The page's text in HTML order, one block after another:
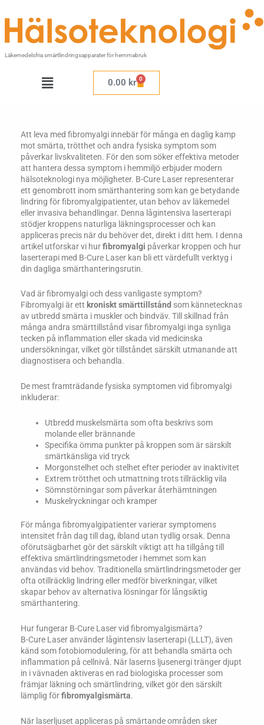
innehåll
Läkemedelsfria smärtlindringsapparater för hemmabruk
Meny 0.00 kr 0
Varukorg
Att leva med fibromyalgi innebär för många en daglig kamp
mot smärta, trötthet och andra fysiska symptom som
påverkar livskvaliteten. För den som söker effektiva metoder
att hantera dessa symptom i hemmiljö erbjuder modern
hälsoteknologi nya möjligheter. B-Cure Laser representerar
ett genombrott inom smärthantering som kan ge betydande
lindring för fibromyalgipatienter, utan behov av läkemedel
eller invasiva behandlingar. Denna lågintensiva laserterapi
stödjer kroppens naturliga läkningsprocesser och kan
appliceras precis när du behöver det, direkt i ditt hem. I denna
artikel utforskar vi hurfibromyalgi påverkar kroppen och hur
laserterapi med B-Cure Laser kan bli ett värdefullt verktyg i
din dagliga smärthanteringsrutin.
Vad är fibromyalgi och dess vanligaste symptom?
Fibromyalgi är ett kroniskt smärttillstånd som kännetecknas
av utbredd smärta i muskler och bindväv. Till skillnad från
många andra smärttillstånd visar fibromyalgi inga synliga
tecken på inflammation eller skada vid medicinska
undersökningar, vilket gör tillståndet särskilt utmanande att
diagnostisera och behandla.
De mest framträdande fysiska symptomen vid fibromyalgi
inkluderar:
Utbredd muskelsmärta som ofta beskrivs som
molande eller brännande
Specifika ömma punkter på kroppen som är särskilt
smärtkänsliga vid tryck
Morgonstelhet och stelhet efter perioder av inaktivitet
Extrem trötthet och utmattning trots tillräcklig vila
Sömnstörningar som påverkar återhämtningen
Muskelryckningar och kramper
För många fibromyalgipatienter varierar symptomens
intensitet från dag till dag, ibland utan tydlig orsak. Denna
oförutsägbarhet gör det särskilt viktigt att ha tillgång till
effektiva smärtlindringsmetoder i hemmet som kan
användas vid behov. Traditionella smärtlindringsmetoder ger
ofta otillräcklig lindring eller medför biverkningar, vilket
skapar behov av alternativa lösningar för långsiktig
smärthantering.
Hur fungerar B-Cure Laser vid fibromyalgismärta?
B-Cure Laser använder lågintensiv laserterapi (LLLT), även
känd som fotobiomodulering, för att behandla smärta och
inflammation på cellnivå. När laserns ljusenergi tränger djupt
in i vävnaden aktiveras en rad biologiska processer som
främjar läkning och smärtlindring, vilket gör den särskilt
lämplig förfibromyalgismärta.
När laserljuset appliceras på smärtande områden sker